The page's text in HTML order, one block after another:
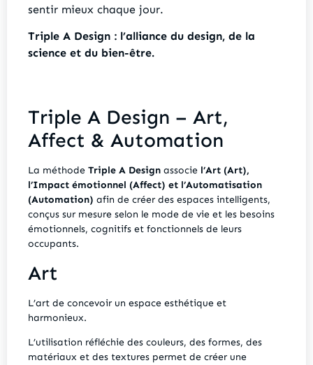
sentir mieux chaque jour.
Triple A Design : l’alliance du design, de la
science et du bien-être.
Triple A Design – Art,
Affect & Automation
La méthode Triple A Design associe l’Art (Art),
l’Impact émotionnel (Affect) et l’Automatisation
(Automation) afin de créer des espaces intelligents,
conçus sur mesure selon le mode de vie et les besoins
émotionnels, cognitifs et fonctionnels de leurs
occupants.
Art
L’art de concevoir un espace esthétique et
harmonieux.
L’utilisation réfléchie des couleurs, des formes, des
matériaux et des textures permet de créer une